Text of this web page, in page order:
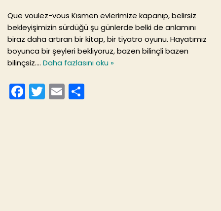
Que voulez-vous Kısmen evlerimize kapanıp, belirsiz
bekleyişimizin sürdüğü şu günlerde belki de anlamını
biraz daha artıran bir kitap, bir tiyatro oyunu. Hayatımız
boyunca bir şeyleri bekliyoruz, bazen bilinçli bazen
bilinçsiz.… Daha fazlasını oku »
F
a
T
w
E
m